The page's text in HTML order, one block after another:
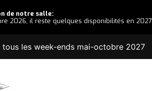
les week-ends mai-octobre 2027
de notre salle:
2026, il reste quelques disponibilités en 2027